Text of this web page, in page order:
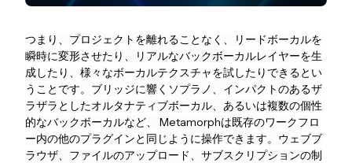
つまり、プロジェクトを離れることなく、リードボーカルを
瞬時に変形させたり、リアルなバックボーカルレイヤーを生
成したり、様々なボーカルテクスチャを試したりできるとい
うことです。ブリッジに響くソプラノ、インパクトのあるザ
ラザラとしたオルタナティブボーカル、あるいは複数の個性
的なバックボーカルなど、 Metamorphは既存のワークフロ
ー内の他のプラグインと同じように操作できます。ウェブブ
ラウザ、ファイルのアップロード、サブスクリプションの制